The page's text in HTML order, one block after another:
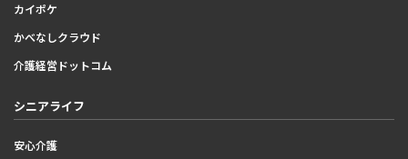
カイポケ
かべなしクラウド
介護経営ドットコム
シニアライフ
安心介護